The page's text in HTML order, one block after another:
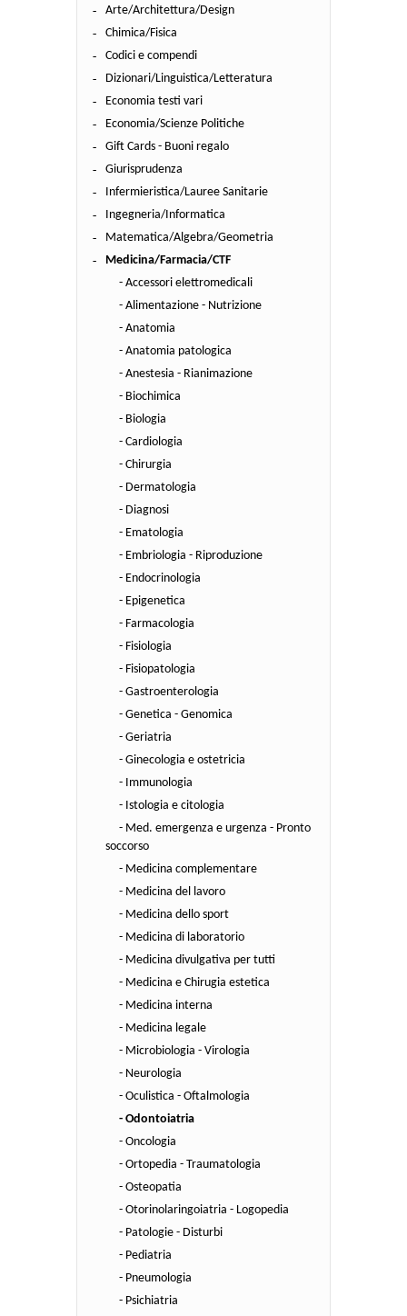
Arte/Architettura/Design
Chimica/Fisica
Codici e compendi
Dizionari/Linguistica/Letteratura
Economia testi vari
Economia/Scienze Politiche
Gift Cards - Buoni regalo
Giurisprudenza
Infermieristica/Lauree Sanitarie
Ingegneria/Informatica
Matematica/Algebra/Geometria
Medicina/Farmacia/CTF
- Accessori elettromedicali
- Alimentazione - Nutrizione
- Anatomia
- Anatomia patologica
- Anestesia - Rianimazione
- Biochimica
- Biologia
- Cardiologia
- Chirurgia
- Dermatologia
- Diagnosi
- Ematologia
- Embriologia - Riproduzione
- Endocrinologia
- Epigenetica
- Farmacologia
- Fisiologia
- Fisiopatologia
- Gastroenterologia
- Genetica - Genomica
- Geriatria
- Ginecologia e ostetricia
- Immunologia
- Istologia e citologia
- Med. emergenza e urgenza - Pronto
soccorso
- Medicina complementare
- Medicina del lavoro
- Medicina dello sport
- Medicina di laboratorio
- Medicina divulgativa per tutti
- Medicina e Chirugia estetica
- Medicina interna
- Medicina legale
- Microbiologia - Virologia
- Neurologia
- Oculistica - Oftalmologia
- Odontoiatria
- Oncologia
- Ortopedia - Traumatologia
- Osteopatia
- Otorinolaringoiatria - Logopedia
- Patologie - Disturbi
- Pediatria
- Pneumologia
- Psichiatria